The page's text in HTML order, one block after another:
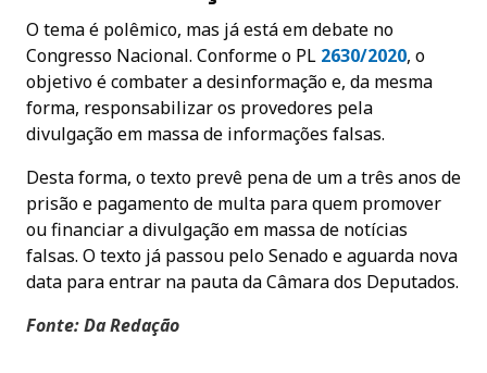
O tema é polêmico, mas já está em debate no
Congresso Nacional. Conforme o PL 2630/2020, o
objetivo é combater a desinformação e, da mesma
forma, responsabilizar os provedores pela
divulgação em massa de informações falsas.
Desta forma, o texto prevê pena de um a três anos de
prisão e pagamento de multa para quem promover
ou financiar a divulgação em massa de notícias
falsas. O texto já passou pelo Senado e aguarda nova
data para entrar na pauta da Câmara dos Deputados.
Fonte: Da Redação